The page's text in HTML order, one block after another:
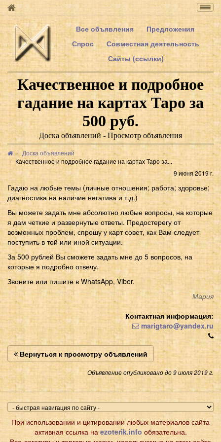
Все объявления
Предложения
Спрос
Совместная деятельность
Сайты (ссылки)
Качественное и подробное
гадание на картах Таро за
500 руб.
Доска объявлений - Просмотр объявления
Доска объявлений
Качественное и подробное гадание на картах Таро за...
9 июня 2019 г.
Гадаю на любые темы (личные отношения; работа; здоровье;
диагностика на наличие негатива и т.д.)
Вы можете задать мне абсолютно любые вопросы, на которые
я дам четкие и развернутые ответы. Предостерегу от
возможных проблем, спрошу у карт совет, как Вам следует
поступить в той или иной ситуации.
За 500 рублей Вы сможете задать мне до 5 вопросов, на
которые я подробно отвечу.
Звоните или пишите в WhatsApp, Viber.
Мария
Контактная информация:
marigtaro@yandex.ru
Вернуться к просмотру объявлений
Объявление опубликовано до 9 июля 2019 г.
При использовании и цитировании любых материалов сайта
активная ссылка на ezoterik.info обязательна.